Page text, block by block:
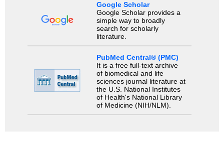
Google Scholar
Google Scholar provides a
simple way to broadly
search for scholarly
literature.
PubMed Central® (PMC)
It is a free full-text archive
of biomedical and life
sciences journal literature at
the U.S. National Institutes
of Health's National Library
of Medicine (NIH/NLM).